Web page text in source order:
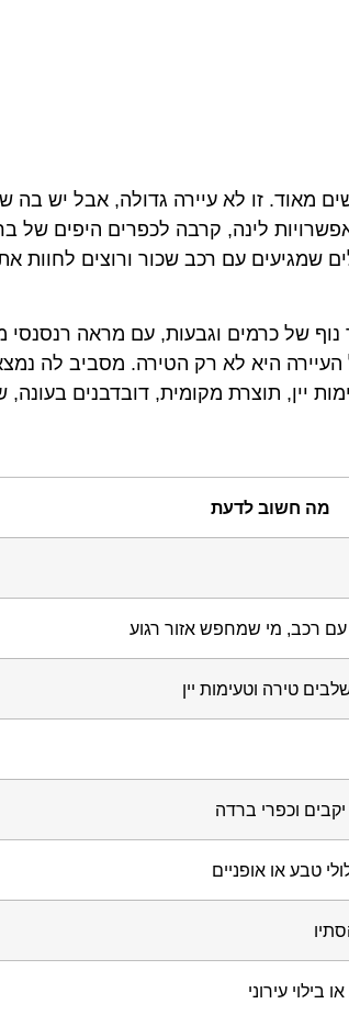
מאוד. זו לא עיירה גדולה, אבל יש בה
לינה, קרבה לכפרים היפים של
שמגיעים עם רכב שכור ורוצים לחוות
של כרמים וגבעות, עם מראה רנסנסי
העיירה היא לא רק הטירה. מסביב לה
יין, תוצרת מקומית, דובדבנים בעונה,
מה חשוב לדעת
עם רכב, מי שמחפש אזור רגוע
טירה וטעימות יין
יקבים וכפרי ברדה
טבע או אופניים
עירוני